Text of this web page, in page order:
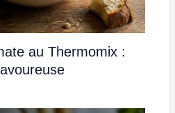
au Thermomix :